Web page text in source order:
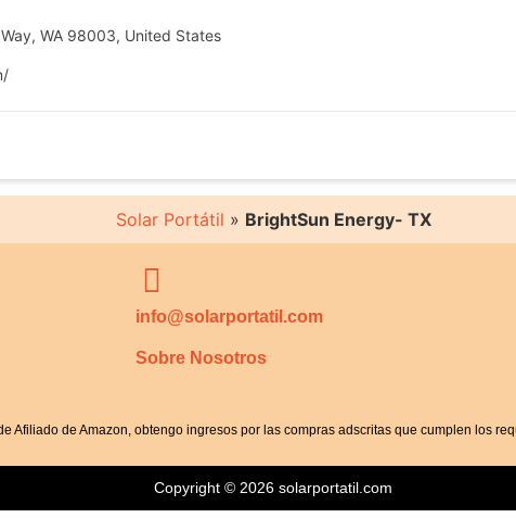
WA 98003, United States
Solar Portátil » BrightSun Energy- TX
info@solarportatil.com
Sobre Nosotros
Afiliado de Amazon, obtengo ingresos por las compras adscritas que cumplen los
Copyright © 2026 solarportatil.com